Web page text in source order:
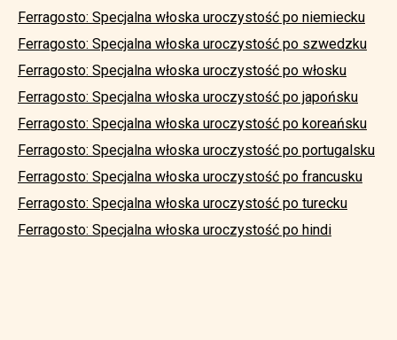
Ferragosto: Specjalna włoska uroczystość po niemiecku
Ferragosto: Specjalna włoska uroczystość po szwedzku
Ferragosto: Specjalna włoska uroczystość po włosku
Ferragosto: Specjalna włoska uroczystość po japońsku
Ferragosto: Specjalna włoska uroczystość po koreańsku
Ferragosto: Specjalna włoska uroczystość po portugalsku
Ferragosto: Specjalna włoska uroczystość po francusku
Ferragosto: Specjalna włoska uroczystość po turecku
Ferragosto: Specjalna włoska uroczystość po hindi